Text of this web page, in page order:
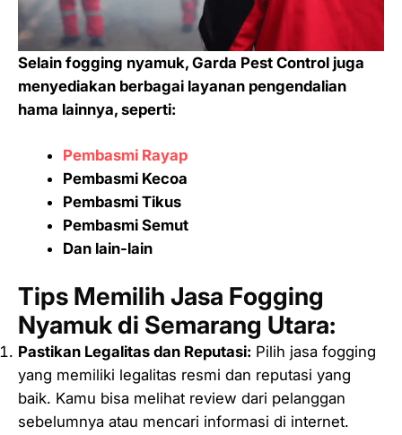
Selain fogging nyamuk, Garda Pest Control juga
menyediakan berbagai layanan pengendalian
hama lainnya, seperti:
Pembasmi Rayap
Pembasmi Kecoa
Pembasmi Tikus
Pembasmi Semut
Dan lain-lain
Tips Memilih Jasa Fogging
Nyamuk di Semarang Utara:
Pastikan Legalitas dan Reputasi: Pilih jasa fogging
yang memiliki legalitas resmi dan reputasi yang
baik. Kamu bisa melihat review dari pelanggan
sebelumnya atau mencari informasi di internet.